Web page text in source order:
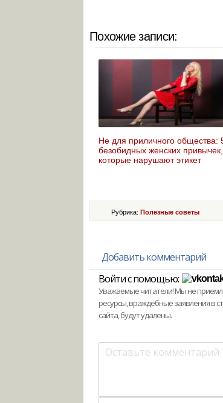
Похожие записи:
Не для приличного общества:
безобидных женских привычек,
которые нарушают этикет
Рубрика: Полезные советы
Добавить комментарий
Войти с помощью:
Уважаемые читатели! Мы не
ресурсы, враждебные заявления в
сайта, будут удалены.